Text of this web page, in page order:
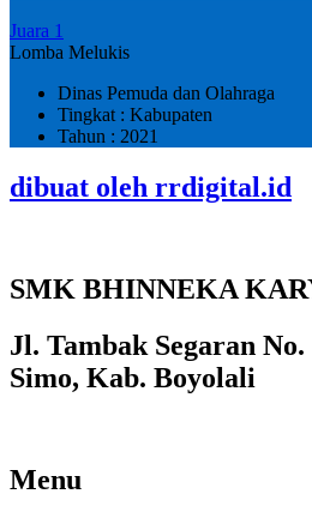
Juara 1
Lomba Melukis
Dinas Pemuda dan Olahraga
Tingkat : Kabupaten
Tahun : 2021
dibuat oleh rrdigital.id
SMK BHINNEKA
Jl. Tambak Segaran
Simo, Kab. Boyolali
Menu